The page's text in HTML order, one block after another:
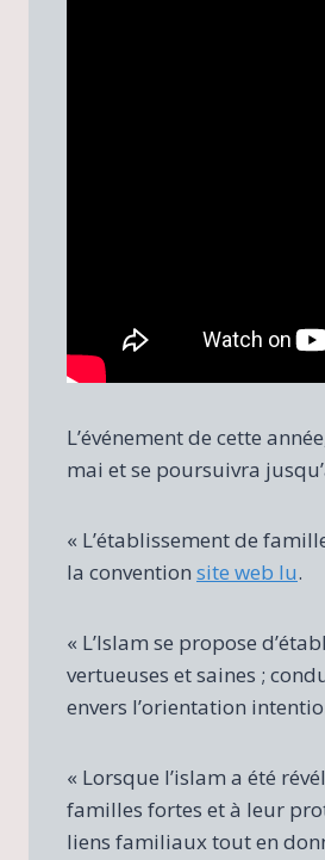
L’événement de cette
mai et se poursuivra
« L’établissement de
la convention site web lu.
« L’Islam se propose
vertueuses et saines ;
envers l’orientation
« Lorsque l’islam a été
familles fortes et à leur
liens familiaux tout en